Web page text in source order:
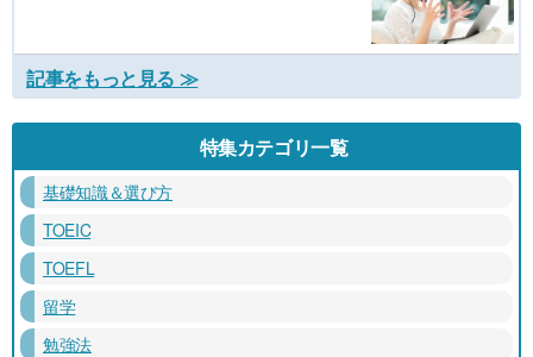
記事をもっと見る ≫
特集カテゴリ一覧
基礎知識＆選び方
TOEIC
TOEFL
留学
勉強法